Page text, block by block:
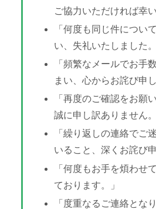
ご協力いただければ幸
「何度も同じ件につい
い、失礼いたしました。
「頻繁なメールでお手
まい、心からお詫び申
「再度のご確認をお願
誠に申し訳ありません。
「繰り返しの連絡でご
いること、深くお詫び
「何度もお手を煩わせ
ております。」
「度重なるご連絡とな